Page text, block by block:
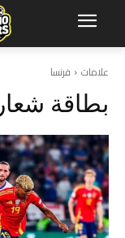
علامات فرنسا
بطاقة